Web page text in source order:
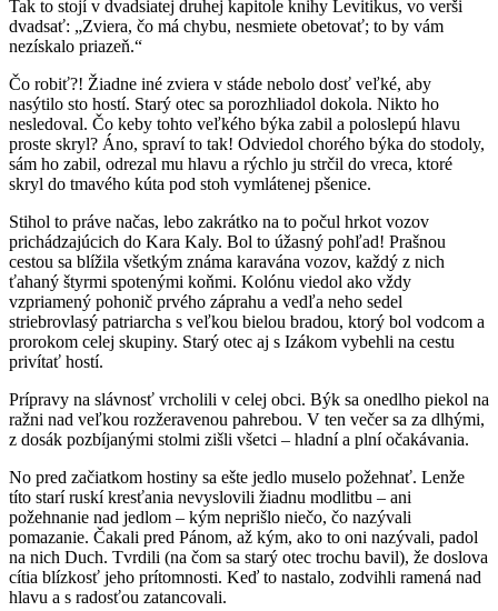
Tak to stojí v dvadsiatej druhej kapitole knihy Levitikus, vo verši
dvadsať: „Zviera, čo má chybu, nesmiete obetovať; to by vám
nezískalo priazeň.“
Čo robiť?! Žiadne iné zviera v stáde nebolo dosť veľké, aby
nasýtilo sto hostí. Starý otec sa porozhliadol dokola. Nikto ho
nesledoval. Čo keby tohto veľkého býka zabil a poloslepú hlavu
proste skryl? Áno, spraví to tak! Odviedol chorého býka do stodoly,
sám ho zabil, odrezal mu hlavu a rýchlo ju strčil do vreca, ktoré
skryl do tmavého kúta pod stoh vymlátenej pšenice.
Stihol to práve načas, lebo zakrátko na to počul hrkot vozov
prichádzajúcich do Kara Kaly. Bol to úžasný pohľad! Prašnou
cestou sa blížila všetkým známa karavána vozov, každý z nich
ťahaný štyrmi spotenými koňmi. Kolónu viedol ako vždy
vzpriamený pohonič prvého záprahu a vedľa neho sedel
striebrovlasý patriarcha s veľkou bielou bradou, ktorý bol vodcom a
prorokom celej skupiny. Starý otec aj s Izákom vybehli na cestu
privítať hostí.
Prípravy na slávnosť vrcholili v celej obci. Býk sa onedlho piekol na
ražni nad veľkou rozžeravenou pahrebou. V ten večer sa za dlhými,
z dosák pozbíjanými stolmi zišli všetci – hladní a plní očakávania.
No pred začiatkom hostiny sa ešte jedlo muselo požehnať. Lenže
títo starí ruskí kresťania nevyslovili žiadnu modlitbu – ani
požehnanie nad jedlom – kým neprišlo niečo, čo nazývali
pomazanie. Čakali pred Pánom, až kým, ako to oni nazývali, padol
na nich Duch. Tvrdili (na čom sa starý otec trochu bavil), že doslova
cítia blízkosť jeho prítomnosti. Keď to nastalo, zodvihli ramená nad
hlavu a s radosťou zatancovali.